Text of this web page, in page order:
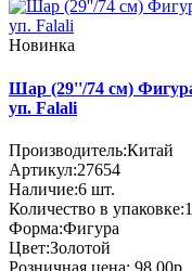
Новинка
Шар (29''/74 см)
уп. Falali
Производитель:Китай
Артикул:27654
Наличие:6 шт.
Количество в упаковке:
Форма:Фигура
Цвет:Золотой
Розничная цена: 98.00р.